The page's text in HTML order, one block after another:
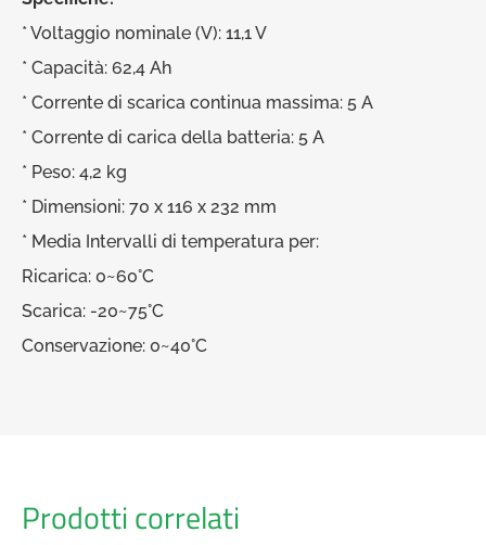
* Voltaggio nominale (V): 11,1 V
* Capacità: 62,4 Ah
* Corrente di scarica continua massima: 5 A
* Corrente di carica della batteria: 5 A
* Peso: 4,2 kg
* Dimensioni: 70 x 116 x 232 mm
* Media Intervalli di temperatura per:
Ricarica: 0~60°C
Scarica: -20~75°C
Conservazione: 0~40°C
Prodotti correlati